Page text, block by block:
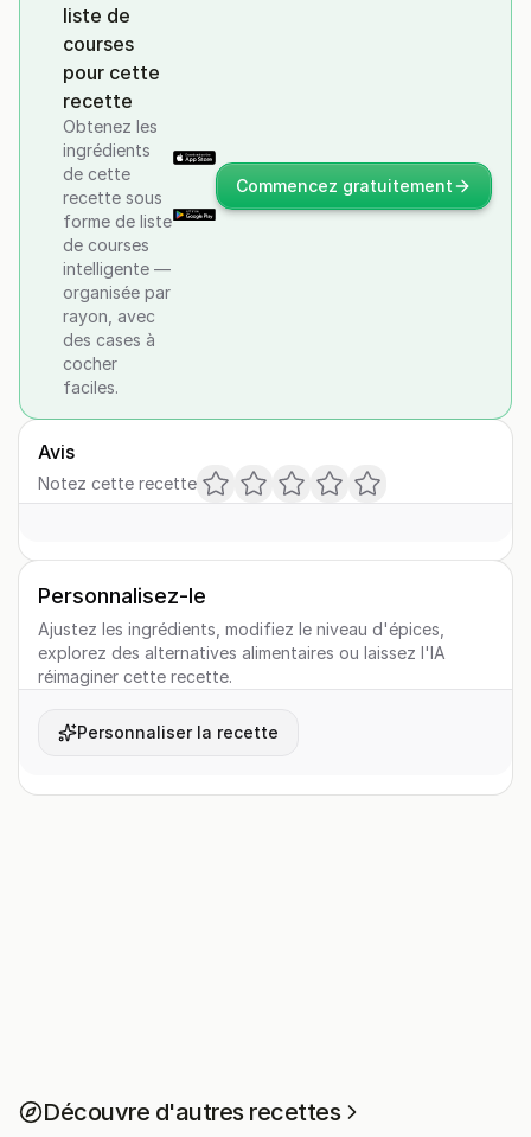
liste de
courses
pour cette
recette
Obtenez les
ingrédients
de cette
recette sous
forme de liste
de courses
intelligente —
organisée par
rayon, avec
des cases à
cocher
faciles.
Commencez gratuitement
Avis
Notez cette recette
Personnalisez-le
Ajustez les ingrédients, modifiez le niveau d'épices,
explorez des alternatives alimentaires ou laissez l'IA
réimaginer cette recette.
Personnaliser la recette
Découvre d'autres recettes